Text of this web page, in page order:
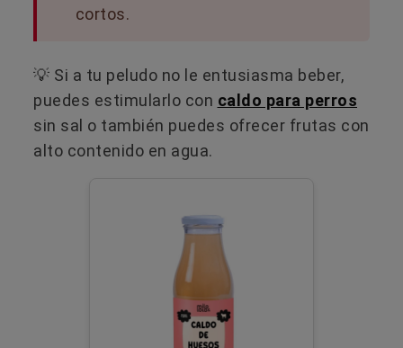
cortos.
💡​ Si a tu peludo no le entusiasma beber,
puedes estimularlo con caldo para perros
sin sal o también puedes ofrecer frutas con
alto contenido en agua.